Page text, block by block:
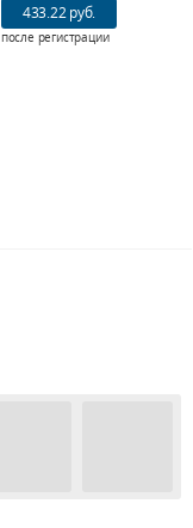
433.22 руб.
после регистрации